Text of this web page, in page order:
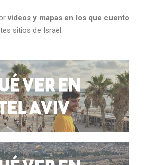
vídeos y mapas en los que cuento
sitios de Israel.